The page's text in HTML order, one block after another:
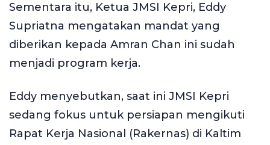
Sementara itu, Ketua JMSI Kepri, Eddy
Supriatna mengatakan mandat yang
diberikan kepada Amran Chan ini sudah
menjadi program kerja.
Eddy menyebutkan, saat ini JMSI Kepri
sedang fokus untuk persiapan mengikuti
Rapat Kerja Nasional (Rakernas) di Kaltim